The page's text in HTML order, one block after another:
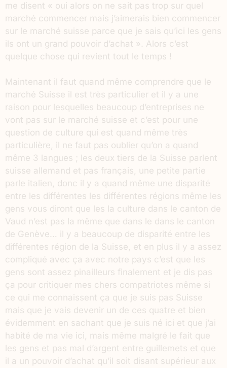
me disent « oui alors on ne sait pas trop sur quel
marché commencer mais j’aimerais bien commencer
sur le marché suisse parce que je sais qu’ici les gens
ils ont un grand pouvoir d’achat ». Alors c’est
quelque chose qui revient tout le temps !
Maintenant il faut quand même comprendre que le
marché Suisse il est très particulier et il y a une
raison pour lesquelles beaucoup d’entreprises ne
vont pas sur le marché suisse et c’est pour une
question de culture qui est quand même très
particulière, il ne faut pas oublier qu’on a quand
même 3 langues ; les deux tiers de la Suisse parlent
suisse allemand et pas français, une petite partie
parle italien, donc il y a quand même une disparité
entre les différentes les différentes régions même les
gens vous diront que les la culture dans le canton de
Vaud n’est pas la même que dans le dans le canton
de Genève… il y a beaucoup de disparité entre les
différentes région de la Suisse, et en plus il y a assez
compliqué avec ça avec notre pays c’est que les
gens sont assez pinailleurs finalement et je dis pas
ça pour critiquer mes chers compatriotes même si
ce qui me connaissent ça que je suis pas Suisse
mais que je vais devenir un de ces quatre et bien
évidemment en sachant que je suis né ici et que j’ai
habité de ma vie ici, mais même malgré le fait que
les gens et pas mal d’argent entre guillemets et que
il a un pouvoir d’achat qu’il soit disant supérieur aux